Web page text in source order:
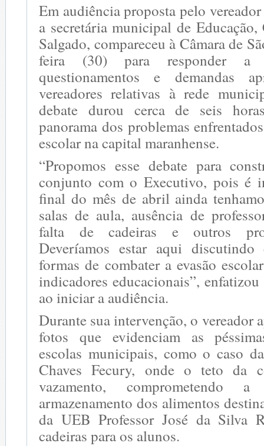
Em audiência proposta pelo
a secretária municipal de
Salgado, compareceu à Câmara de
feira (30) para responder
questionamentos e demandas
vereadores relativas à rede
debate durou cerca de seis
panorama dos problemas
escolar na capital maranhense.
“Propomos esse debate para
conjunto com o Executivo, pois é
final do mês de abril ainda
salas de aula, ausência de
falta de cadeiras e outros
Deveríamos estar aqui discutindo
formas de combater a evasão
indicadores educacionais”,
ao iniciar a audiência.
Durante sua intervenção, o vereador
fotos que evidenciam as
escolas municipais, como o caso
Chaves Fecury, onde o teto da
vazamento, comprometendo
armazenamento dos alimentos
da UEB Professor José da Silva
cadeiras para os alunos.